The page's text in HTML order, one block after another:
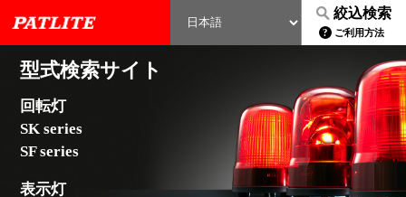
絞込検索
ご利用方法
型式検索サイト
回転灯
SK series
SF series
表示灯